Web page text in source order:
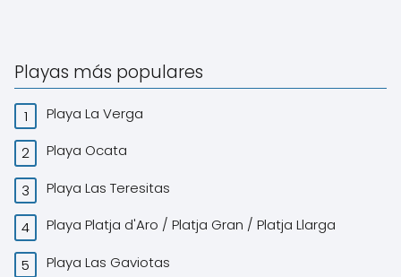
Playas más populares
Playa La Verga
Playa Ocata
Playa Las Teresitas
Playa Platja d'Aro / Platja Gran / Platja Llarga
Playa Las Gaviotas